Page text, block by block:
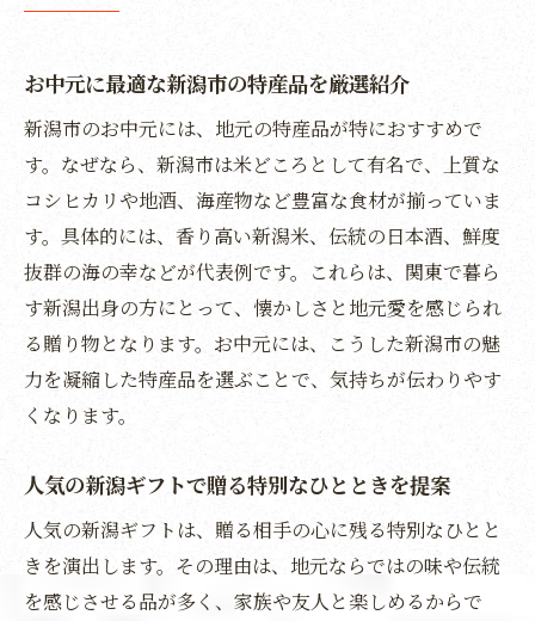
切さ
感謝の気持ちを新潟ギフトで表現する方法
新潟市のお中元でつなぐ家族や友人の絆
地元らしさが際立つ贈答品で感動を届ける
お中元で新潟の魅力や伝統を再発見しよう
関東在住者にも響く新潟お中元の贈り方
お中元に最適な新潟市の特産品を厳選紹介
新潟市のお中元には、地元の特産品が特におすすめで
す。なぜなら、新潟市は米どころとして有名で、上質な
コシヒカリや地酒、海産物など豊富な食材が揃っていま
す。具体的には、香り高い新潟米、伝統の日本酒、鮮度
抜群の海の幸などが代表例です。これらは、関東で暮ら
す新潟出身の方にとって、懐かしさと地元愛を感じられ
る贈り物となります。お中元には、こうした新潟市の魅
力を凝縮した特産品を選ぶことで、気持ちが伝わりやす
くなります。
人気の新潟ギフトで贈る特別なひとときを提案
人気の新潟ギフトは、贈る相手の心に残る特別なひとと
きを演出します。その理由は、地元ならではの味や伝統
を感じさせる品が多く、家族や友人と楽しめるからで